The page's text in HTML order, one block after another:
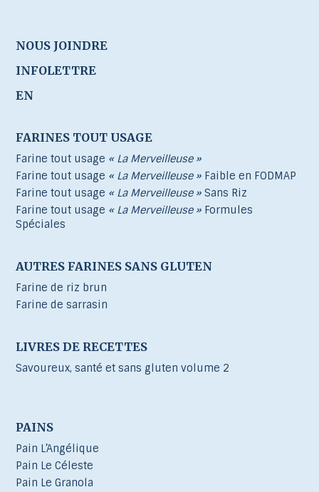
NOUS JOINDRE
INFOLETTRE
EN
FARINES TOUT USAGE
Farine tout usage « La Merveilleuse »
Farine tout usage « La Merveilleuse » Faible en FODMAP
Farine tout usage « La Merveilleuse » Sans Riz
Farine tout usage « La Merveilleuse » Formules
Spéciales
AUTRES FARINES SANS GLUTEN
Farine de riz brun
Farine de sarrasin
LIVRES DE RECETTES
Savoureux, santé et sans gluten volume 2
PAINS
Pain L’Angélique
Pain Le Céleste
Pain Le Granola